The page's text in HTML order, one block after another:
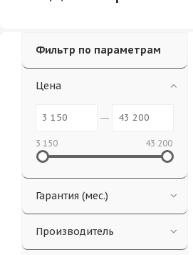
Фильтр по параметрам
Цена
3 150 43 200
Гарантия (мес.)
Производитель